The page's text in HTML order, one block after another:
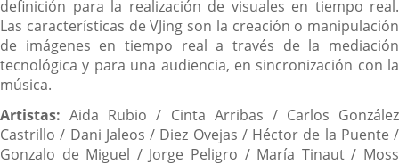
definición para la realización de visuales en tiempo real.
Las características de VJing son la creación o manipulación
de imágenes en tiempo real a través de la mediación
tecnológica y para una audiencia, en sincronización con la
música.
Artistas: Aida Rubio / Cinta Arribas / Carlos González
Castrillo / Dani Jaleos / Diez Ovejas / Héctor de la Puente /
Gonzalo de Miguel / Jorge Peligro / María Tinaut / Moss